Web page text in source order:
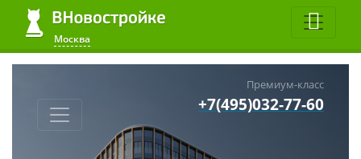
Москва
Премиум-класс
+7(495)032-77-60